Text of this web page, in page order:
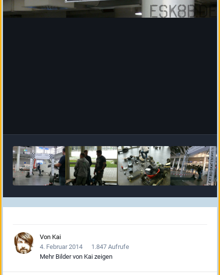
Von Kai
4. Februar 2014
1.847 Aufrufe
Mehr Bilder von Kai zeigen